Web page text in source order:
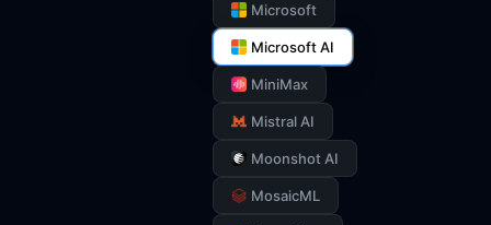
Microsoft
Microsoft AI
MiniMax
Mistral AI
Moonshot AI
MosaicML